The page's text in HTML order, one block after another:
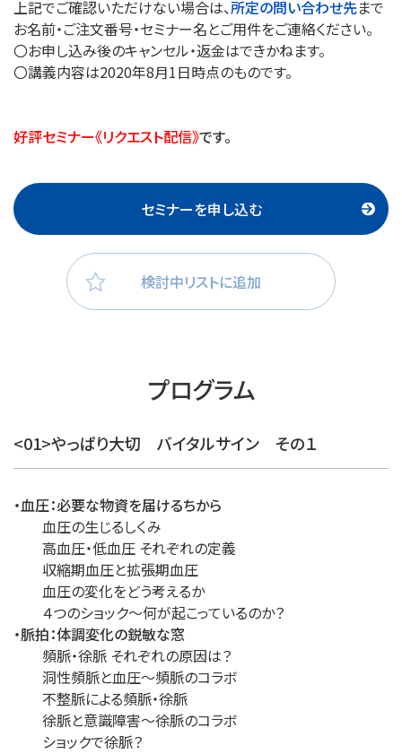
上記でご確認いただけない場合は、所定の問い合わせ先まで
お名前・ご注文番号・セミナー名とご用件をご連絡ください。
〇お申し込み後のキャンセル・返金はできかねます。
〇講義内容は2020年8月1日時点のものです。
好評セミナー《リクエスト配信》です。
セミナーを申し込む
検討中リストに追加
プログラム
<01>やっぱり大切 バイタルサイン その１
・血圧：必要な物資を届けるちから
血圧の生じるしくみ
高血圧・低血圧 それぞれの定義
収縮期血圧と拡張期血圧
血圧の変化をどう考えるか
４つのショック～何が起こっているのか？
・脈拍：体調変化の鋭敏な窓
頻脈・徐脈 それぞれの原因は？
洞性頻脈と血圧～頻脈のコラボ
不整脈による頻脈・徐脈
徐脈と意識障害～徐脈のコラボ
ショックで徐脈？